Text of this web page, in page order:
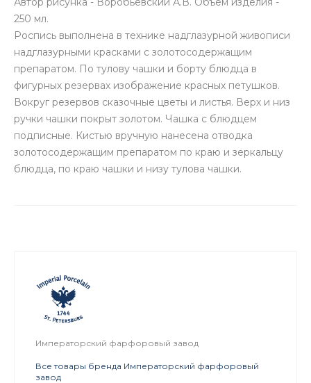
250 мл.
Роспись выполнена в технике надглазурной живописи
надглазурными красками с золотосодержащим
препаратом. По тулову чашки и борту блюдца в
фигурных резервах изображение красных петушков.
Вокруг резервов сказочные цветы и листья. Верх и низ
ручки чашки покрыт золотом. Чашка с блюдцем
подписные. Кистью вручную нанесена отводка
золотосодержащим препаратом по краю и зеркальцу
блюдца, по краю чашки и низу тулова чашки.
Императорский фарфоровый завод
Все товары бренда Императорский фарфоровый
завод